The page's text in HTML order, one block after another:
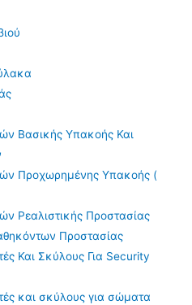
Βασικής Υπακοής Και
Προχωρημένης Υπακοής (
Ρεαλιστικής Προστασίας
Προστασίας
Και Σκύλους Για Security
και σκύλους για σώματα